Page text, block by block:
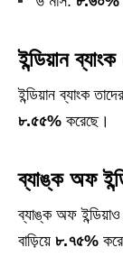
ইন্ডিয়ান
ইন্ডিয়ান ব্যাংক
৮.৫৫% করেছে।
ব্যাঙ্ক অফ
ব্যাঙ্ক অফ
বাড়িয়ে ৮.৭৫%